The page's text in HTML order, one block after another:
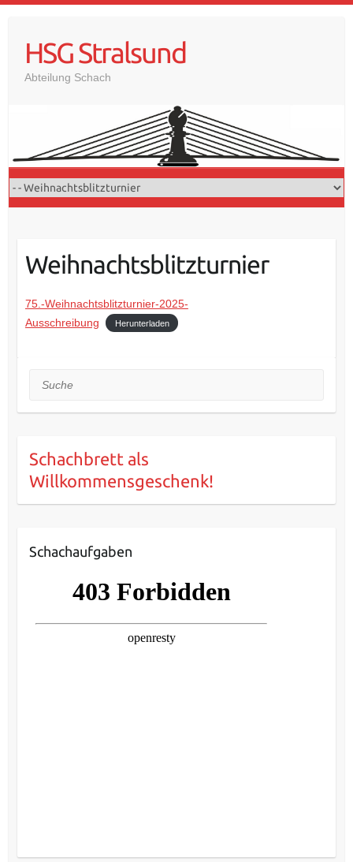
contentHSG Stralsund
Abteilung Schach
Weihnachtsblitzturnier
75.-Weihnachtsblitzturnier-2025-
Ausschreibung
Herunterladen
Suche
Schachbrett als
Willkommensgeschenk!
Schachaufgaben